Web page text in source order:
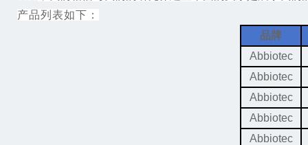
产品列表如下：
品牌
Abbiotec
Abbiotec
Abbiotec
Abbiotec
Abbiotec